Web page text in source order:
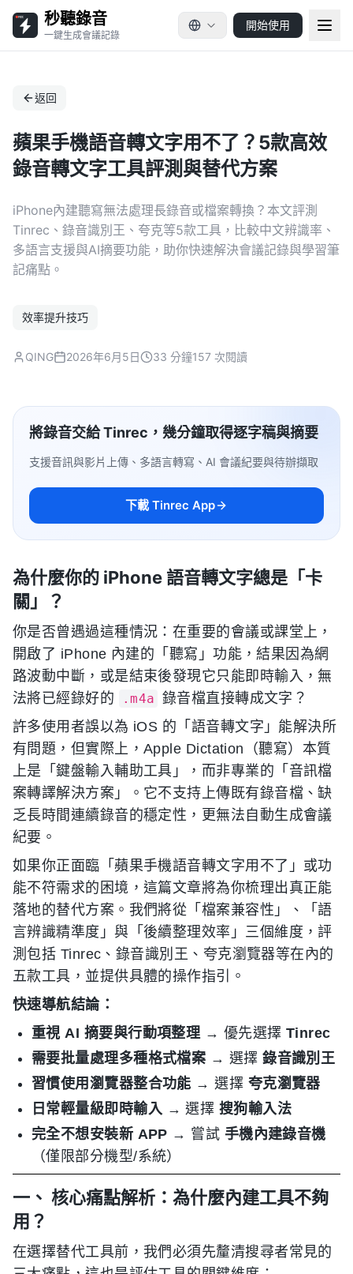
秒聽錄音
一鍵生成會議記錄
開始使用
返回
蘋果手機語音轉文字用不了？5款高效
錄音轉文字工具評測與替代方案
iPhone內建聽寫無法處理長錄音或檔案轉換？本文評測
Tinrec、錄音識別王、夸克等5款工具，比較中文辨識率、
多語言支援與AI摘要功能，助你快速解決會議記錄與學習筆
記痛點。
效率提升技巧
QING 2026年6月5日 33 分鐘157 次閱讀
將錄音交給 Tinrec，幾分鐘取得逐字稿與摘要
支援音訊與影片上傳、多語言轉寫、AI 會議紀要與待辦擷取
下載 Tinrec App
為什麼你的 iPhone 語音轉文字總是「卡
關」？
你是否曾遇過這種情況：在重要的會議或課堂上，
開啟了 iPhone 內建的「聽寫」功能，結果因為網
路波動中斷，或是結束後發現它只能即時輸入，無
法將已經錄好的
.m4a 錄音檔直接轉成文字？
許多使用者誤以為 iOS 的「語音轉文字」能解決所
有問題，但實際上，Apple Dictation（聽寫）本質
上是「鍵盤輸入輔助工具」，而非專業的「音訊檔
案轉譯解決方案」。它不支持上傳既有錄音檔、缺
乏長時間連續錄音的穩定性，更無法自動生成會議
紀要。
如果你正面臨「蘋果手機語音轉文字用不了」或功
能不符需求的困境，這篇文章將為你梳理出真正能
落地的替代方案。我們將從「檔案兼容性」、「語
言辨識精準度」與「後續整理效率」三個維度，評
測包括 Tinrec、錄音識別王、夸克瀏覽器等在內的
五款工具，並提供具體的操作指引。
快速導航結論：
重視 AI 摘要與行動項整理→ 優先選擇 Tinrec
需要批量處理多種格式檔案 → 選擇錄音識別王
習慣使用瀏覽器整合功能 → 選擇 夸克瀏覽器
日常輕量級即時輸入 → 選擇 搜狗輸入法
完全不想安裝新 APP → 嘗試 手機內建錄音機
（僅限部分機型/系統）
一、 核心痛點解析：為什麼內建工具不夠
用？
在選擇替代工具前，我們必須先釐清搜尋者常見的